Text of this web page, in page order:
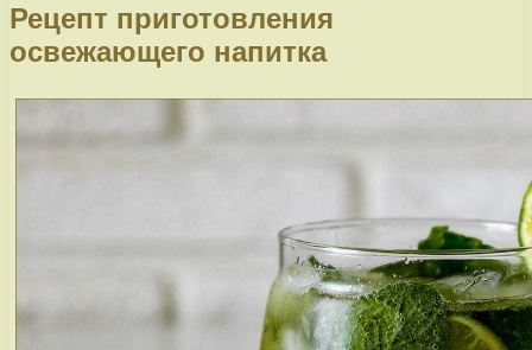
Рецепт приготовления
освежающего напитка